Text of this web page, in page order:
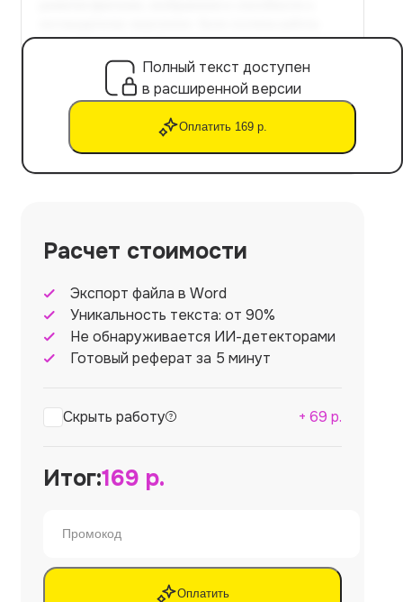
Полный текст доступен
в расширенной версии
Оплатить 169 р.
Расчет стоимости
Экспорт файла в Word
Уникальность текста: от 90%
Не обнаруживается ИИ-детекторами
Готовый реферат за 5 минут
Скрыть работу + 69 р.
Итог:169 р.
Оплатить